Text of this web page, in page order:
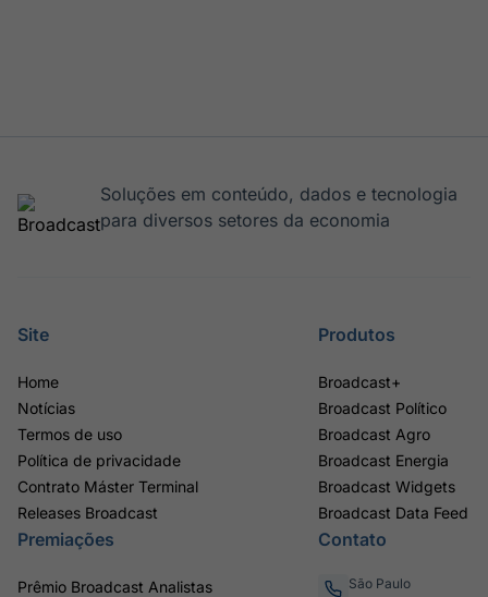
Soluções em conteúdo, dados e tecnologia
para diversos setores da economia
Site
Home
Notícias
Termos de uso
Política de privacidade
Contrato Máster Terminal
Releases Broadcast
Produtos
Broadcast+
Broadcast Político
Broadcast Agro
Broadcast Energia
Broadcast Widgets
Broadcast Data Feed
Premiações
Prêmio Broadcast Analistas
Contato
São Paulo